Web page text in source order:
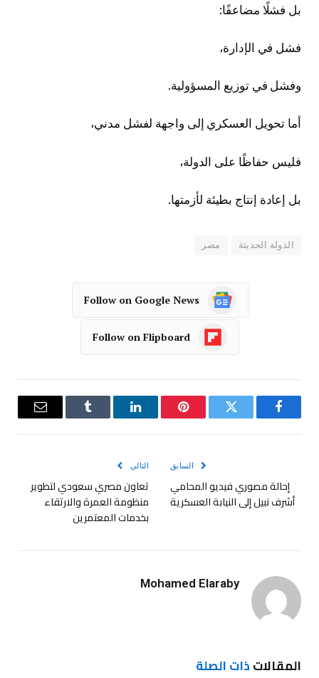
بل فشلًا مضاعفًا:
فشل في الإدارة،
وفشل في توزيع المسؤولية.
أما تحويل العسكري إلى واجهة لفشل مدني،
فليس حفاظًا على الدولة،
بل إعادة إنتاج بطيئة لأزمتها.
الدولة الحديثة مصر
Follow on Google News
Follow on Flipboard
فيسبوك تويتر بينتيريستلينكدإن Tumblr
البريد
السابق
إحالة مصوري فيديو المحامي
أشرف نبيل إلى النيابة العسكرية
التالي
تعاون مصري سعودي لتطوير
منظومة العمرة والارتقاء
بخدمات المعتمرين
Mohamed Elaraby
المقالاتذات الصلة